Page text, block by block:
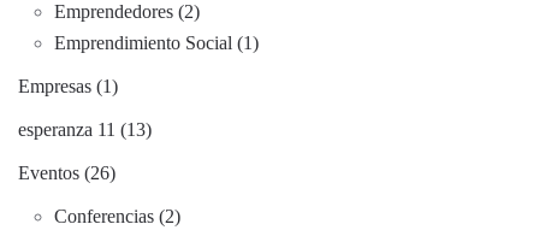
Emprendedores (2)
Emprendimiento Social (1)
Empresas (1)
esperanza 11 (13)
Eventos (26)
Conferencias (2)